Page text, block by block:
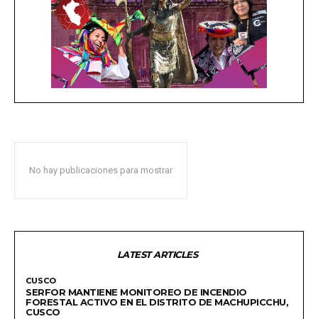
No hay publicaciones para mostrar
LATEST ARTICLES
CUSCO
SERFOR MANTIENE MONITOREO DE INCENDIO
FORESTAL ACTIVO EN EL DISTRITO DE MACHUPICCHU,
CUSCO